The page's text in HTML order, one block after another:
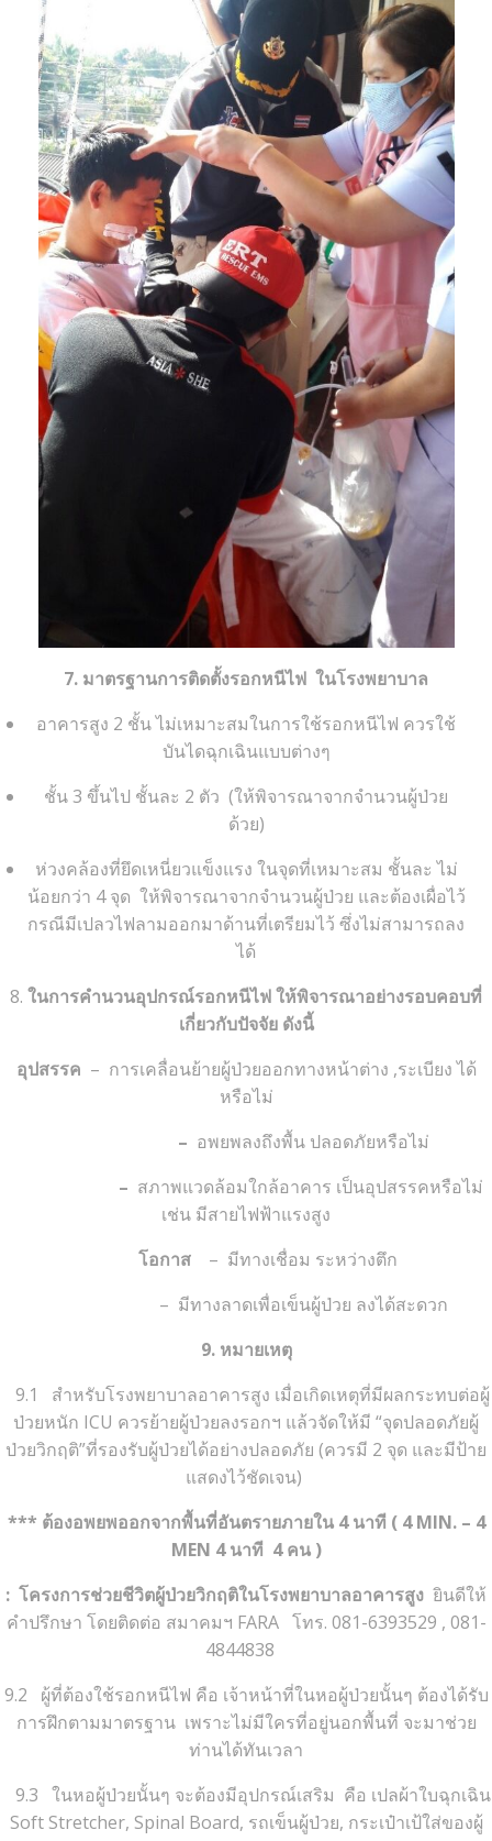
7. มาตรฐานการติดตั้งรอกหนีไฟ ในโรงพยาบาล
อาคารสูง 2 ชั้น ไม่เหมาะสมในการใช้รอกหนีไฟ ควรใช้
บันไดฉุกเฉินแบบต่างๆ
ชั้น 3 ขึ้นไป ชั้นละ 2 ตัว (ให้พิจารณาจากจำนวนผู้ป่วย
ด้วย)
ห่วงคล้องที่ยึดเหนี่ยวแข็งแรง ในจุดที่เหมาะสม ชั้นละ ไม่
น้อยกว่า 4 จุด ให้พิจารณาจากจำนวนผู้ป่วย และต้องเผื่อไว้
กรณีมีเปลวไฟลามออกมาด้านที่เตรียมไว้ ซึ่งไม่สามารถลง
ได้
8. ในการคำนวนอุปกรณ์รอกหนีไฟ ให้พิจารณาอย่างรอบคอบที่
เกี่ยวกับปัจจัย ดังนี้
อุปสรรค – การเคลื่อนย้ายผู้ป่วยออกทางหน้าต่าง ,ระเบียง ได้
หรือไม่
– อพยพลงถึงพื้น ปลอดภัยหรือไม่
– สภาพแวดล้อมใกล้อาคาร เป็นอุปสรรคหรือไม่
เช่น มีสายไฟฟ้าแรงสูง
โอกาส
– มีทางเชื่อม ระหว่างตึก
– มีทางลาดเพื่อเข็นผู้ป่วย ลงได้สะดวก
9. หมายเหตุ
9.1 สำหรับโรงพยาบาลอาคารสูง เมื่อเกิดเหตุที่มีผลกระทบต่อผู้
ป่วยหนัก ICU ควรย้ายผู้ป่วยลงรอกฯ แล้วจัดให้มี “จุดปลอดภัยผู้
ป่วยวิกฤติ”ที่รองรับผู้ป่วยได้อย่างปลอดภัย (ควรมี 2 จุด และมีป้าย
แสดงไว้ชัดเจน)
*** ต้องอพยพออกจากพื้นที่อันตรายภายใน 4 นาที ( 4 MIN. – 4
MEN 4 นาที 4 คน )
: โครงการช่วยชีวิตผู้ป่วยวิกฤติในโรงพยาบาลอาคารสูง ยินดีให้
คำปรึกษา โดยติดต่อ สมาคมฯ FARA โทร. 081-6393529 , 081-
4844838
9.2 ผู้ที่ต้องใช้รอกหนีไฟ คือ เจ้าหน้าที่ในหอผู้ป่วยนั้นๆ ต้องได้รับ
การฝึกตามมาตรฐาน เพราะไม่มีใครที่อยู่นอกพื้นที่ จะมาช่วย
ท่านได้ทันเวลา
9.3 ในหอผู้ป่วยนั้นๆ จะต้องมีอุปกรณ์เสริม คือ เปลผ้าใบฉุกเฉิน
Soft Stretcher, Spinal Board, รถเข็นผู้ป่วย, กระเป๋าเป้ใส่ของผู้